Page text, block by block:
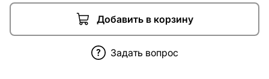
Добавить в корзину
Задать вопрос